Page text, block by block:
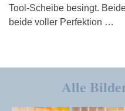
Tool-Scheibe besingt.
beide voller Perfektion …
Alle